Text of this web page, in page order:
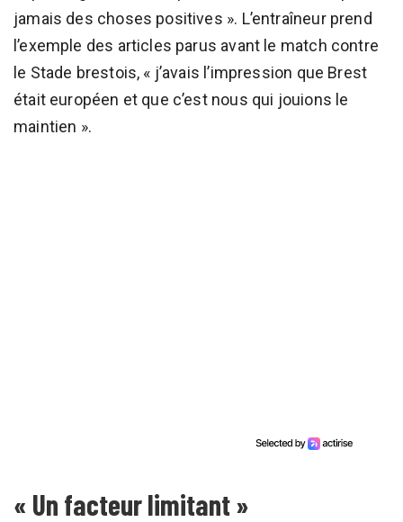
jamais des choses positives ». L’entraîneur prend
l’exemple des articles parus avant le match contre
le Stade brestois, « j’avais l’impression que Brest
était européen et que c’est nous qui jouions le
maintien ».
« Un facteur limitant »